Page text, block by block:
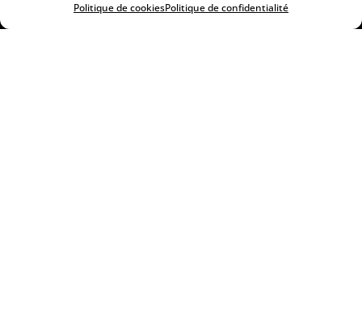
Politique de cookiesPolitique de confidentialité